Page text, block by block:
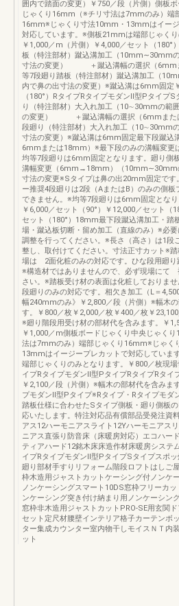
囲内で踏面の変更）￥750／段（片側）側板
じゃくり16mm（※チリ寸法は7mmのみ）端
16mm※じゃくり寸法10mm・13mmはイー
対応しています。※側板21mmは端部じゃくり
￥1,000／m（片側）￥4,000／セット（180°
板（特注部材）蹴込溝加工（10mm∼30mm
寸法の変更） ＋蹴込溝幅の選択（6mm
等7段廻り踏板（特注部材）蹴込溝加工（
内で鼻の出寸法の変更）※蹴込溝は6mm固定
（180°）RタイプRタイプモダンⅡ型Pタイプ
り（特注部材）大入れ加工（10∼30mmの範
の変更） ＋蹴込溝幅の選択（6mmまた
段廻り（特注部材）大入れ加工（10∼30mm
寸法の変更）※蹴込溝は6mm固定最下段蹴込
6mmまたは18mm）※最下段のみの溝幅変更
均等7段廻りは6mm固定となります。廻り側
溝幅変更（6mm→18mm）（10mm∼30mm
寸法の変更※Sタイプは鼻の出20mm固定です
ー推奨4段廻りは2段（AまたはB）のみの側板
できません。※均等7段廻りは6mm固定とな
￥6,000／セット（90°）￥12,000／セット（
セット（180°）18mm最下段蹴込溝加工・踏
場・蹴込板切断・留め加工（直線のみ）※必
調整を行ってください。※長さ（高さ）は1
整し、取付けてください。寸法正寸カット※
場は 2面化粧のみの対応です。ひな段用廻り
※構造材ではありませんので、必ず現場にて
さい。※踏板受け材の表面は化粧しておりま
段廻りのみの対応です。相欠き加工（L＝
幅240mmのみ》￥2,800／段（片側）※幅木の
す。￥800／枚￥2,000／枚￥400／枚￥23,100
※廻り階段用受け材の部材代を含みます。￥
￥1,000／m側板ボードじゃくり中央じゃく
法は7mmのみ）端部じゃくり16mm※じゃく
13mmはイージープレカットで対応していま
端部じゃくりのみとなります。￥800／枚現
イプRタイプモダンⅡ型PタイプRタイプRタイ
￥2,100／段（片側）※幅木の部材代を含みま
プモダンⅡ型Pタイプ※Rタイプ・Rタイプモダ
踏板仕様に合わせたSタイプ側板・廻り側板
応いたします。特注対応品有償部品受発注資
アス12ハーモニアスライト12Yハーモニアス
ニアス直張り防音床（床暖房対応）エコハー
ティアハード12銘木床床造作材床暖房システ
イプRタイプモダンⅡ型PタイプSタイプスポ
廻り部材手すりリフォーム階段ロフトはしご
枠木造用ジャストカットケーシング付ノンケ
ノンケーシングスマート10DS窓枠フリーカッ
ンケーシング突き付け納まり用ノンケーシン
窓枠非木造用ジャストカットPRO-SE用玄関
セット定尺材腰壁インテリア格子カーテンボ
ター集成カウンター室内物干しモイスＮＴ内
ット